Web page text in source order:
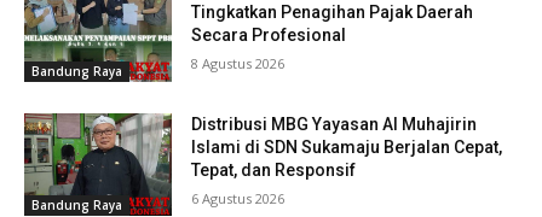
Bandung Raya
Tingkatkan Penagihan Pajak Daerah
Secara Profesional
8 Agustus 2026
Bandung Raya
Distribusi MBG Yayasan Al Muhajirin
Islami di SDN Sukamaju Berjalan Cepat,
Tepat, dan Responsif
6 Agustus 2026